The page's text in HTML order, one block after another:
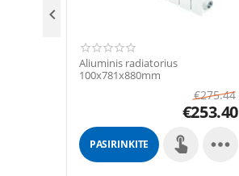
Aliuminis radiatorius
100x781x880mm
€275.44
€253.40
PASIRINKITE 
